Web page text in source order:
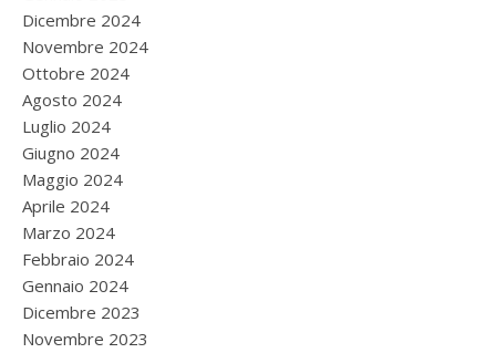
Dicembre 2024
Novembre 2024
Ottobre 2024
Agosto 2024
Luglio 2024
Giugno 2024
Maggio 2024
Aprile 2024
Marzo 2024
Febbraio 2024
Gennaio 2024
Dicembre 2023
Novembre 2023